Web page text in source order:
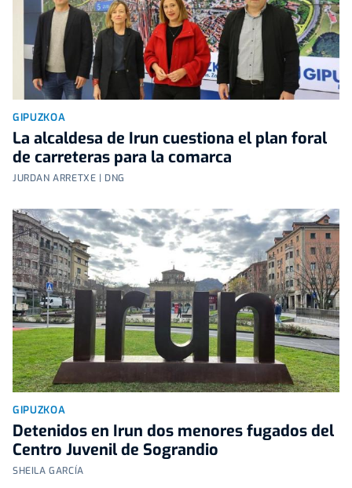
GIPUZKOA
La alcaldesa de Irun cuestiona el plan foral
de carreteras para la comarca
JURDAN ARRETXE | DNG
GIPUZKOA
Detenidos en Irun dos menores fugados del
Centro Juvenil de Sograndio
SHEILA GARCÍA